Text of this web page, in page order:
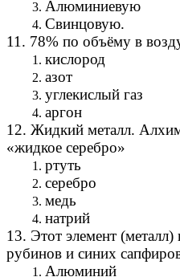
Алюминиевую
Свинцовую.
11. 78% по объёму в
кислород
азот
углекислый газ
аргон
12. Жидкий металл.
«жидкое серебро»
ртуть
серебро
медь
натрий
13. Этот элемент (металл)
рубинов и синих
Алюминий